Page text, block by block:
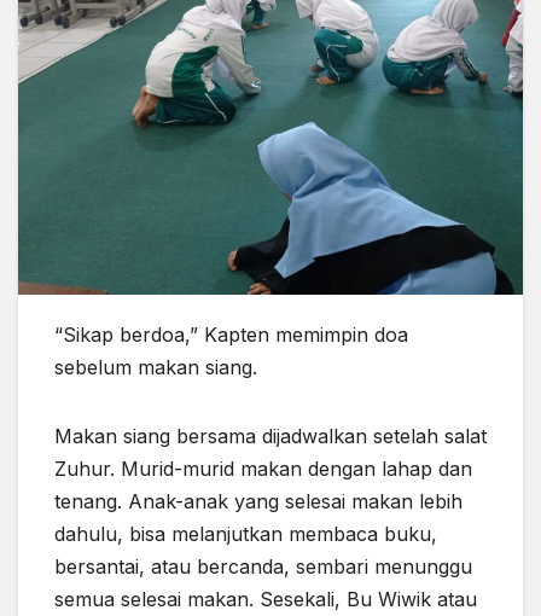
“Sikap berdoa,” Kapten memimpin doa
sebelum makan siang.
Makan siang bersama dijadwalkan setelah salat
Zuhur. Murid-murid makan dengan lahap dan
tenang. Anak-anak yang selesai makan lebih
dahulu, bisa melanjutkan membaca buku,
bersantai, atau bercanda, sembari menunggu
semua selesai makan. Sesekali, Bu Wiwik atau